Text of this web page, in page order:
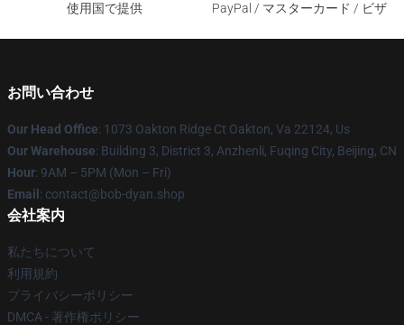
使用国で提供
PayPal / マスターカード / ビザ
お問い合わせ
Our Head Office: 1073 Oakton Ridge Ct Oakton, Va 22124, Us
Our Warehouse: Building 3, District 3, Anzhenli, Fuqing City, Beijing, CN
Hour: 9AM – 5PM (Mon – Fri)
Email : contact@bob-dyan.shop
会社案内
私たちについて
利用規約
プライバシーポリシー
DMCA - 著作権ポリシー